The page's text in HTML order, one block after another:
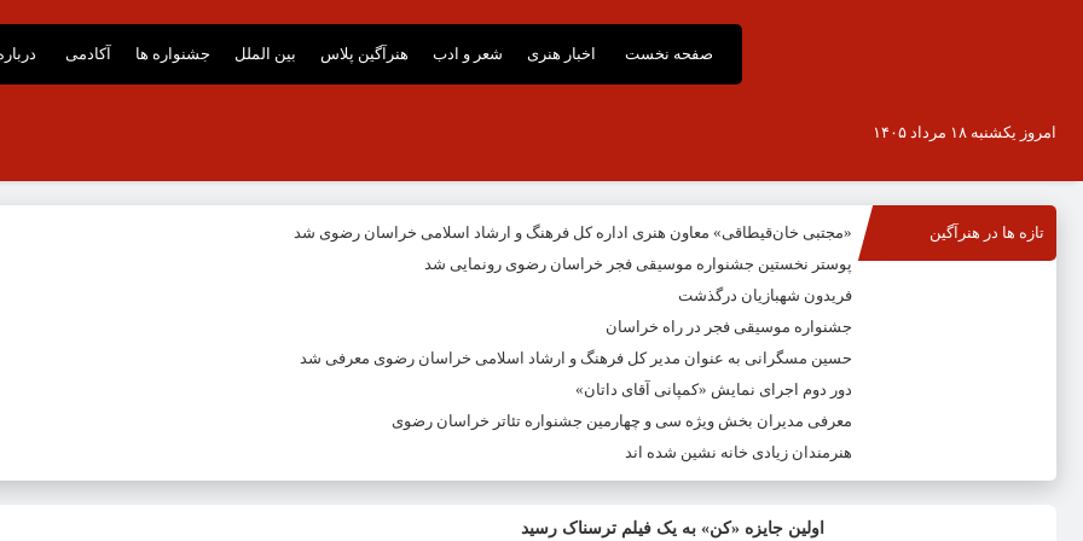
صفحه نخست اخبار هنری شعر و ادب هنرآگین پلاس بین الملل جشنواره ها آکادمی
امروز یکشنبه ۱۸ مرداد ۱۴۰۵
تازه ها در هنرآگین
«مجتبی خان‌قیطاقی» معاون هنری اداره کل فرهنگ و ارشاد اسلامی خراسان رضوی شد
پوستر نخستین جشنواره موسیقی فجر خراسان رضوی رونمایی شد
فریدون شهبازیان درگذشت
جشنواره موسیقی فجر در راه خراسان
حسین مسگرانی به عنوان مدیر کل فرهنگ و ارشاد اسلامی خراسان رضوی معرفی شد
دور دوم اجرای نمایش «کمپانی آقای داتان»
معرفی مدیران بخش ویژه سی و چهارمین جشنواره تئاتر خراسان رضوی
هنرمندان زیادی خانه نشین شده اند
اولین جایزه «کن» به یک فیلم ترسناک رسید